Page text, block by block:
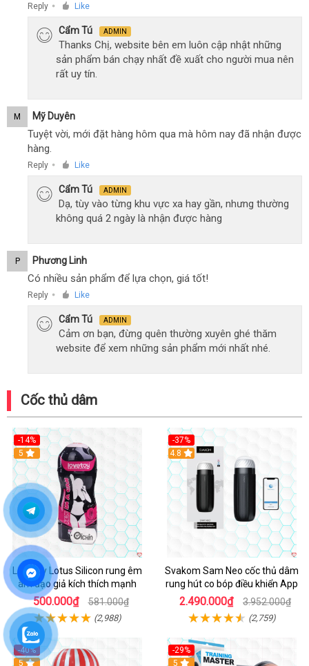
Reply ● Like
Cẩm Tú ADMIN
Thanks Chị, website bên em luôn cập nhật những
sản phẩm bán chạy nhất đề xuất cho người mua nên
rất uy tín.
M Mỹ Duyên
Tuyệt vời, mới đặt hàng hôm qua mà hôm nay đã nhận được
hàng.
Reply ● Like
Cẩm Tú ADMIN
Dạ, tùy vào từng khu vực xa hay gần, nhưng thường
không quá 2 ngày là nhận được hàng
P Phương Linh
Có nhiều sản phẩm để lựa chọn, giá tốt!
Reply ● Like
Cẩm Tú ADMIN
Cảm ơn bạn, đừng quên thường xuyên ghé thăm
website để xem những sản phẩm mới nhất nhé.
Cốc thủ dâm
-14%
Hot
5
Lovetoy Lotus Silicon rung êm
âm đạo giả kích thích mạnh
500.000₫ 581.000₫
(2,988)
-37%
4.8
Svakom Sam Neo cốc thủ dâm
rung hút co bóp điều khiển App
2.490.000₫ 3.952.000₫
(2,759)
-40%
Hot
5
-29%
Hot
5